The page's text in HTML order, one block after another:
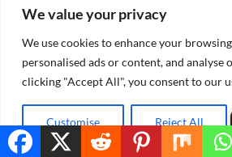
We value your privacy
We use cookies to enhance your
personalised ads or content, and analyse
clicking "Accept All", you consent to our
Customise Reject All